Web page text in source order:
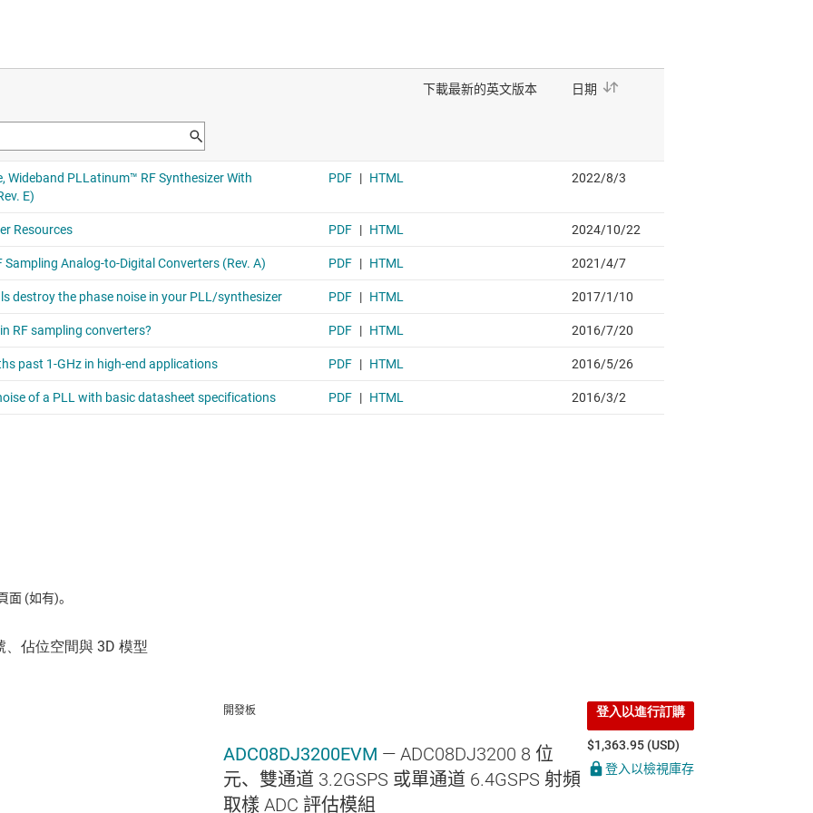
(如有)。
開發板
ADC08DJ3200EVM — ADC08DJ3200 8 位
元、雙通道 3.2GSPS 或單通道 6.4GSPS 射頻
取樣 ADC 評估模組
登入以進行訂購
$1,363.95 (USD)
登入以檢視庫存